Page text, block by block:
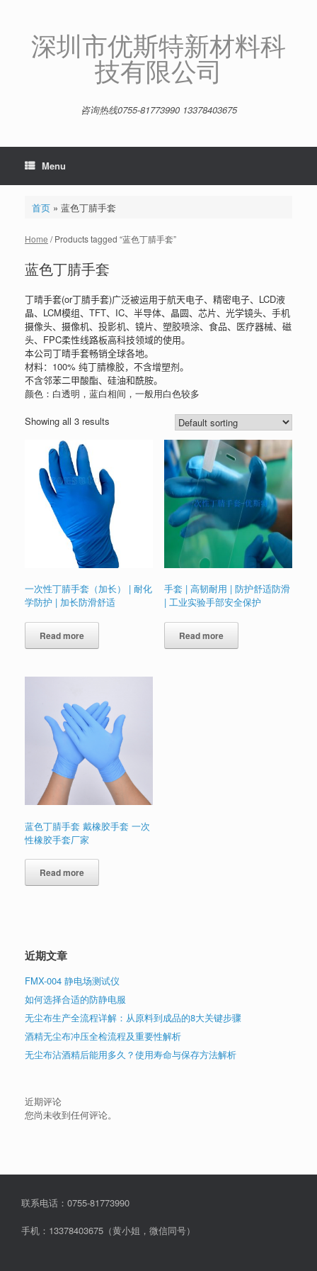
深圳市优斯特新材料科
技有限公司
咨询热线0755-81773990 13378403675
Menu
首页» 蓝色丁腈手套
Home / Products tagged “蓝色丁腈手套”
蓝色丁腈手套
丁晴手套(or丁腈手套)广泛被运用于航天电子、精密电子、LCD液
晶、LCM模组、TFT、IC、半导体、晶圆、芯片、光学镜头、手机
摄像头、摄像机、投影机、镜片、塑胶喷涂、食品、医疗器械、磁
头、FPC柔性线路板高科技领域的使用。
本公司丁晴手套畅销全球各地。
材料：100% 纯丁腈橡胶，不含增塑剂。
不含邻苯二甲酸酯、硅油和酰胺。
颜色：白透明，蓝白相间，一般用白色较多
Showing all 3 results
一次性丁腈手套（加长） | 耐化
学防护 | 加长防滑舒适
Read more
手套 | 高韧耐用 | 防护舒适防滑
| 工业实验手部安全保护
Read more
蓝色丁腈手套 戴橡胶手套 一次
性橡胶手套厂家
Read more
近期文章
FMX-004 静电场测试仪
如何选择合适的防静电服
无尘布生产全流程详解：从原料到成品的8大关键步骤
酒精无尘布冲压全检流程及重要性解析
无尘布沾酒精后能用多久？使用寿命与保存方法解析
近期评论
您尚未收到任何评论。
联系电话：0755-81773990
手机：13378403675（黄小姐，微信同号）